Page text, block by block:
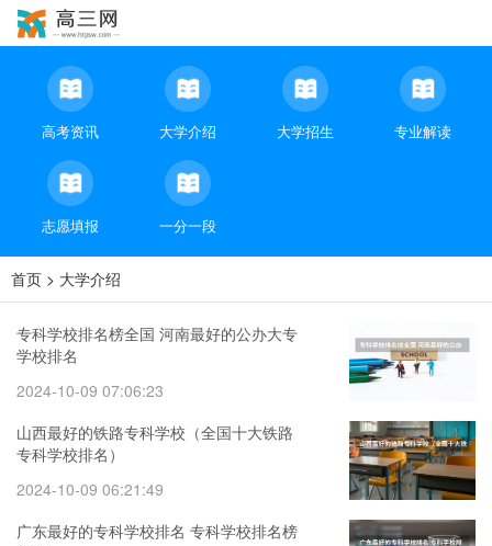
高考资讯 大学介绍 大学招生 专业解读
志愿填报 一分一段
首页 > 大学介绍
专科学校排名榜全国 河南最好的公办大专
学校排名
2024-10-09 07:06:23
山西最好的铁路专科学校（全国十大铁路
专科学校排名）
2024-10-09 06:21:49
广东最好的专科学校排名 专科学校排名榜